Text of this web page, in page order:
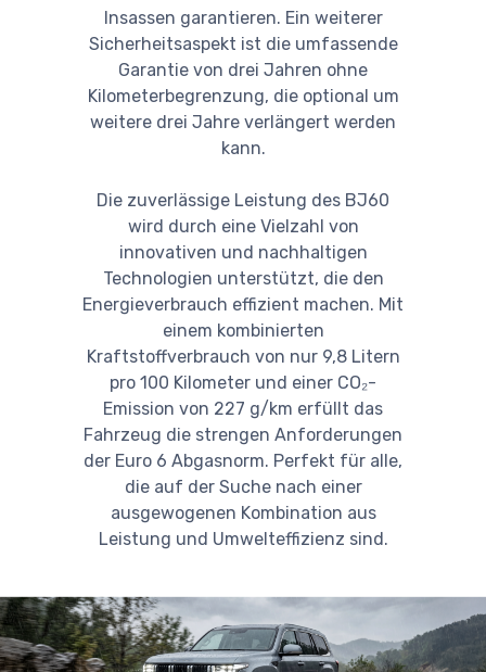
Insassen garantieren. Ein weiterer
Sicherheitsaspekt ist die umfassende
Garantie von drei Jahren ohne
Kilometerbegrenzung, die optional um
weitere drei Jahre verlängert werden
kann.
Die zuverlässige Leistung des BJ60
wird durch eine Vielzahl von
innovativen und nachhaltigen
Technologien unterstützt, die den
Energieverbrauch effizient machen. Mit
einem kombinierten
Kraftstoffverbrauch von nur 9,8 Litern
pro 100 Kilometer und einer CO₂-
Emission von 227 g/km erfüllt das
Fahrzeug die strengen Anforderungen
der Euro 6 Abgasnorm. Perfekt für alle,
die auf der Suche nach einer
ausgewogenen Kombination aus
Leistung und Umwelteffizienz sind.